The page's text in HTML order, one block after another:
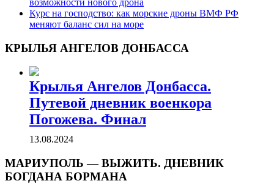
возможности нового дрона
Курс на господство: как морские дроны ВМФ РФ
меняют баланс сил на море
КРЫЛЬЯ АНГЕЛОВ ДОНБАССА
Крылья Ангелов Донбасса.
Путевой дневник военкора
Погожева. Финал
13.08.2024
МАРИУПОЛЬ — ВЫЖИТЬ. ДНЕВНИК
БОГДАНА БОРМАНА